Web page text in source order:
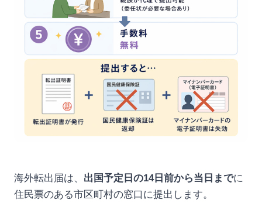
海外転出届は、 出国予定日の14日前から当日までに
住民票のある市区町村の窓口に提出します。